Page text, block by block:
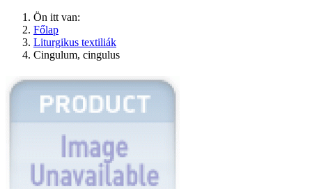
Ön itt van:
Főlap
Liturgikus textiliák
Cingulum, cingulus